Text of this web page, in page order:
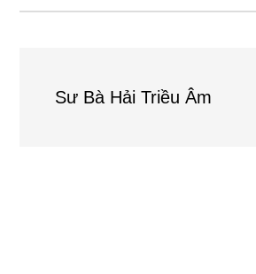
Sư Bà Hải Triều Âm